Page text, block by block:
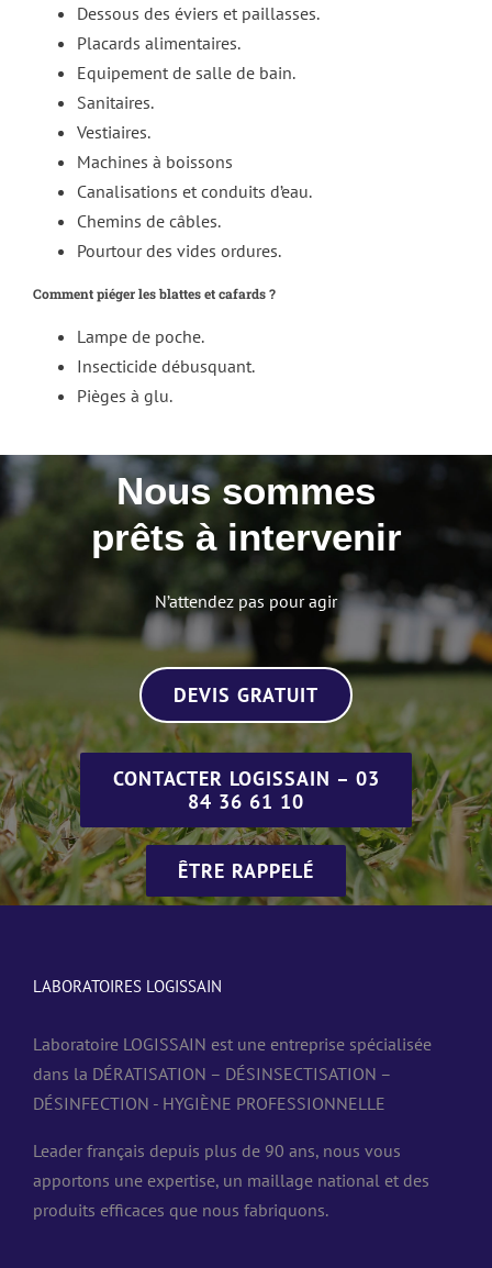
Dessous des éviers et paillasses.
Placards alimentaires.
Equipement de salle de bain.
Sanitaires.
Vestiaires.
Machines à boissons
Canalisations et conduits d’eau.
Chemins de câbles.
Pourtour des vides ordures.
Comment piéger les blattes et cafards ?
Lampe de poche.
Insecticide débusquant.
Pièges à glu.
Nous sommes
prêts à intervenir
N’attendez pas pour agir
DEVIS GRATUIT
CONTACTER LOGISSAIN – 03
84 36 61 10
ÊTRE RAPPELÉ
LABORATOIRES LOGISSAIN
Laboratoire LOGISSAIN est une entreprise spécialisée
dans la DÉRATISATION – DÉSINSECTISATION –
DÉSINFECTION - HYGIÈNE PROFESSIONNELLE
Leader français depuis plus de 90 ans, nous vous
apportons une expertise, un maillage national et des
produits efficaces que nous fabriquons.